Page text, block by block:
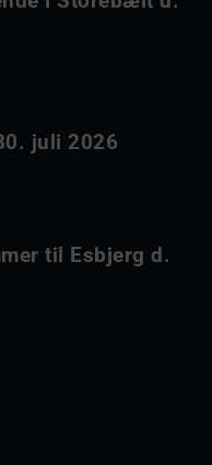
juli 2026
til Esbjerg d.